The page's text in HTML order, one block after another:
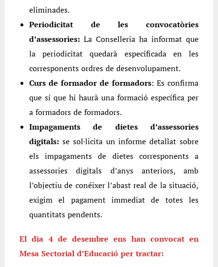
eliminades.
Periodicitat de les convocatòries
d’assessories: La Conselleria ha informat que
la periodicitat quedarà especificada en les
corresponents ordres de desenvolupament.
Curs de formador de formadors: Es confirma
que sí que hi haurà una formació específica per
a formadors de formadors.
Impagaments de dietes d’assessories
digitals: se sol·licita un informe detallat sobre
els impagaments de dietes corresponents a
assessories digitals d’anys anteriors, amb
l’objectiu de conéixer l’abast real de la situació,
exigim el pagament immediat de totes les
quantitats pendents.
El dia 4 de desembre ens han convocat en
Mesa Sectorial d’Educació per tractar: